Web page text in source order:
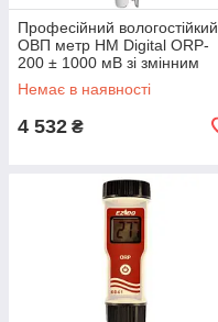
Професійний вологостійкий
ОВП метр HM Digital ORP-
200 ± 1000 мВ зі змінним
електродом, термометром,
АТС
Немає в наявності
4 532 ₴